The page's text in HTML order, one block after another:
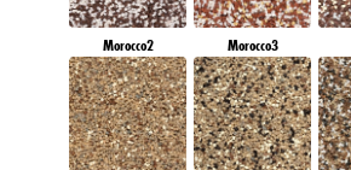
Morocco2 Morocco3